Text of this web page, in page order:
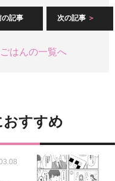
の記事 次の記事
はんの一覧へ
すすめ